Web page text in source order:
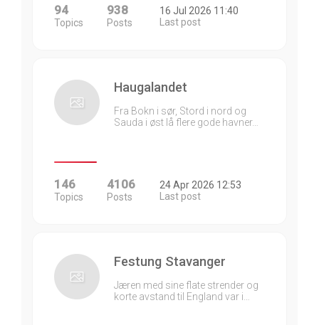
94
Topics
938
Posts
16 Jul 2026 11:40
Last post
Haugalandet
Fra Bokn i sør, Stord i nord og
Sauda i øst lå flere gode havner…
146
Topics
4106
Posts
24 Apr 2026 12:53
Last post
Festung Stavanger
Jæren med sine flate strender og
korte avstand til England var i…